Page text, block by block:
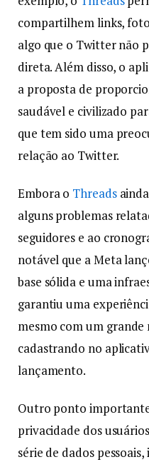
compartilhem links,
algo que o Twitter não
direta. Além disso, o
a proposta de
saudável e civilizado
que tem sido uma
relação ao Twitter.
Embora o Threads
alguns problemas
seguidores e ao
notável que a Meta
base sólida e uma
garantiu uma
mesmo com um grande
cadastrando no
lançamento.
Outro ponto
privacidade dos
série de dados